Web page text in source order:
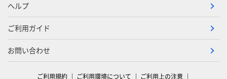
ヘルプ
ご利用ガイド
お問い合わせ
ご利用規約 ご利用環境について ご利用上の注意